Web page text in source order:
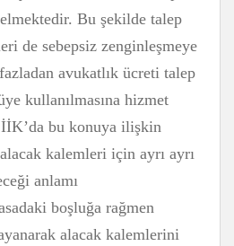
Bu şekilde talep
de sebepsiz zenginleşmeye
avukatlık ücreti talep
kullanılmasına hizmet
İİK’da bu konuya ilişkin
kalemleri için ayrı ayrı
anlamı
boşluğa rağmen
alacak kalemlerini